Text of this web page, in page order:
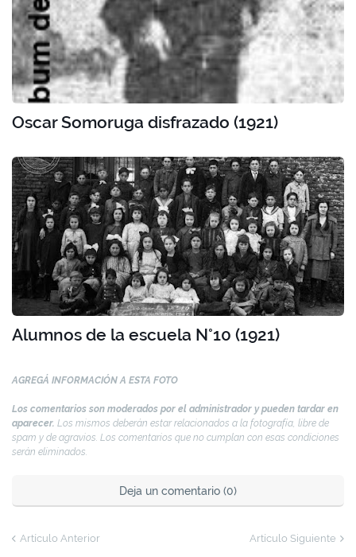
Oscar Somoruga disfrazado (1921)
Alumnos de la escuela N°10 (1921)
AGREGÁ INFORMACIÓN A ESTA FOTO
Los comentarios son moderados por el administrador y pueden tardar en
aparecer. Los mismos deberán estar relacionados a la fotografía, libre de
spam y de agravios. Los comentarios que no cumplan con esas condiciones
serán eliminados.
Deja un comentario (0)
Artículo Anterior Artículo Siguiente